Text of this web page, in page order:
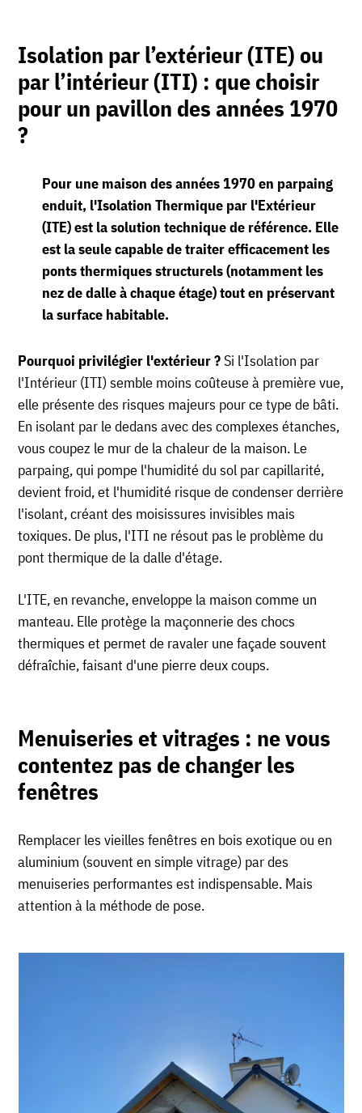
Isolation par l’extérieur (ITE) ou
par l’intérieur (ITI) : que choisir
pour un pavillon des années 1970
?
Pour une maison des années 1970 en parpaing
enduit, l'Isolation Thermique par l'Extérieur
(ITE)est la solution technique de référence. Elle
est la seule capable de traiter efficacement les
ponts thermiques structurels (notamment les
nez de dalle à chaque étage) tout en préservant
la surface habitable.
Pourquoi privilégier l'extérieur ? Si l'Isolation par
l'Intérieur (ITI) semble moins coûteuse à première vue,
elle présente des risques majeurs pour ce type de bâti.
En isolant par le dedans avec des complexes étanches,
vous coupez le mur de la chaleur de la maison. Le
parpaing, qui pompe l'humidité du sol par capillarité,
devient froid, et l'humidité risque de condenser derrière
l'isolant, créant des moisissures invisibles mais
toxiques. De plus, l'ITI ne résout pas le problème du
pont thermique de la dalle d'étage.
L'ITE, en revanche, enveloppe la maison comme un
manteau. Elle protège la maçonnerie des chocs
thermiques et permet de ravaler une façade souvent
défraîchie, faisant d'une pierre deux coups.
Menuiseries et vitrages : ne vous
contentez pas de changer les
fenêtres
Remplacer les vieilles fenêtres en bois exotique ou en
aluminium (souvent en simple vitrage) par des
menuiseries performantes est indispensable. Mais
attention à la méthode de pose.